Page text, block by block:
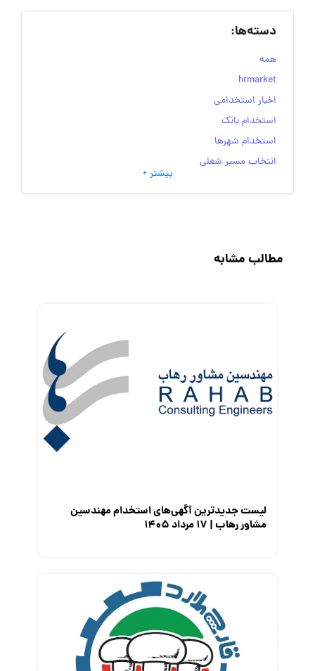
دسته‌ها:
همه
hrmarket
اخبار استخدامی
استخدام بانک
استخدام شهرها
انتخاب مسیر شغلی
به‌روزرسانی‌های سایت (کارجویی)
رزومه
گزارش‌های آماری
مصاحبه شغلی
معرفی شرکت ها
بیشتر +
مطالب مشابه
لیست جدیدترین آگهی‌های استخدام مهندسین
مشاور رهاب | ۱۷ مرداد ۱۴۰۵